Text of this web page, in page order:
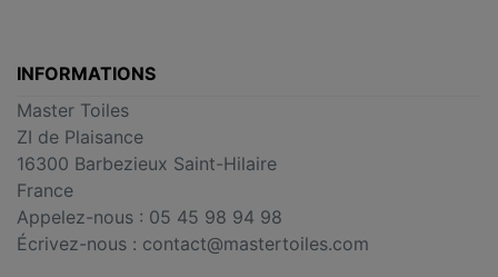
INFORMATIONS
Master Toiles
ZI de Plaisance
16300 Barbezieux Saint-Hilaire
France
Appelez-nous : 05 45 98 94 98
Écrivez-nous : contact@mastertoiles.com